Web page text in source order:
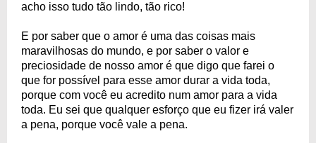
acho isso tudo tão lindo, tão rico!
E por saber que o amor é uma das coisas mais
maravilhosas do mundo, e por saber o valor e
preciosidade de nosso amor é que digo que farei o
que for possível para esse amor durar a vida toda,
porque com você eu acredito num amor para a vida
toda. Eu sei que qualquer esforço que eu fizer irá valer
a pena, porque você vale a pena.